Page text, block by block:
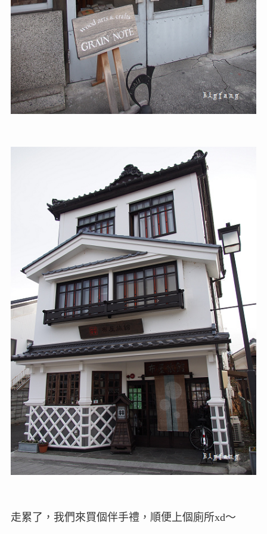
走累了，我們來買個伴手禮，順便上個廁所xd～